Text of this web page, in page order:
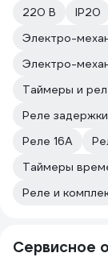
внутри печи
комнаты и
реле
"дымосос"
дрова,
дальше по
реле
встал в
поддержкой
220 В
IP20
Электро-
Таймеры и
Реле
Реле 16А
Таймеры
Реле и
Сервисное